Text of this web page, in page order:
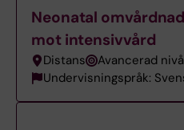
Neonatal
mot intensivvård
Distans Avancerad nivå
Undervisningspråk: